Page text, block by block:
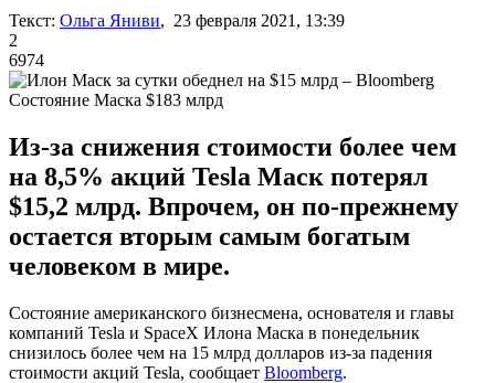
Текст: Ольга Яниви, 23 февраля 2021, 13:39
2
6974
Состояние Маска $183 млрд
Из-за снижения стоимости более чем
на 8,5% акций Tesla Маск потерял
$15,2 млрд. Впрочем, он по-прежнему
остается вторым самым богатым
человеком в мире.
Состояние американского бизнесмена, основателя и главы
компаний Tesla и SpaceX Илона Маска в понедельник
снизилось более чем на 15 млрд долларов из-за падения
стоимости акций Tesla, сообщает Bloomberg.